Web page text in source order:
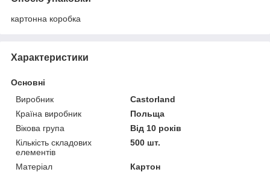
картонна коробка
Характеристики
Основні
Виробник
Castorland
Країна виробник
Польща
Вікова група
Від 10 років
Кількість складових
елементів
500 шт.
Матеріал
Картон